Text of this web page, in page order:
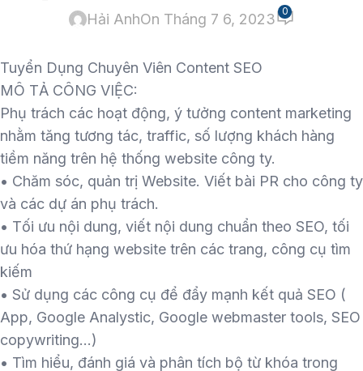
Hải AnhOn Tháng 7 6, 2023 0
Tuyển Dụng Chuyên Viên Content SEO
MÔ TẢ CÔNG VIỆC:
Phụ trách các hoạt động, ý tưởng content marketing
nhằm tăng tương tác, traffic, số lượng khách hàng
tiềm năng trên hệ thống website công ty.
• Chăm sóc, quản trị Website. Viết bài PR cho công ty
và các dự án phụ trách.
• Tối ưu nội dung, viết nội dung chuẩn theo SEO, tối
ưu hóa thứ hạng website trên các trang, công cụ tìm
kiếm
• Sử dụng các công cụ để đẩy mạnh kết quả SEO (
App, Google Analystic, Google webmaster tools, SEO
copywriting…)
• Tìm hiểu, đánh giá và phân tích bộ từ khóa trong